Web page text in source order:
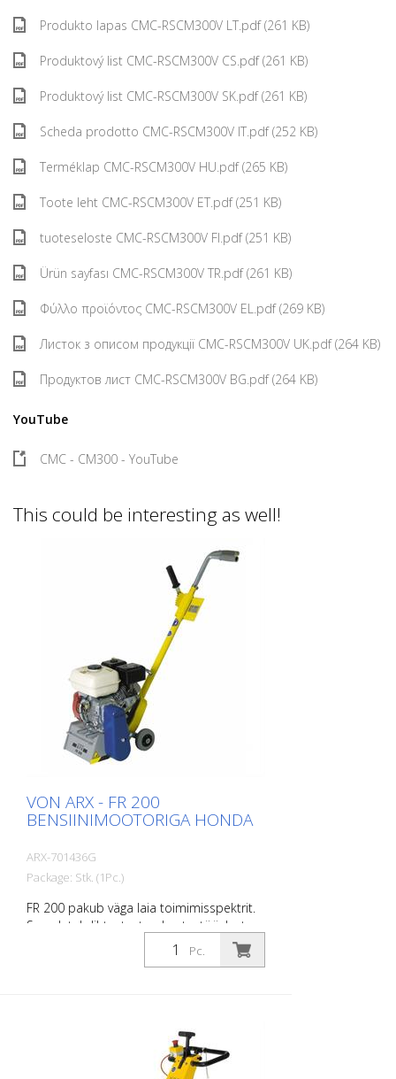
Produkto lapas CMC-RSCM300V LT.pdf (261 KB)
Produktový list CMC-RSCM300V CS.pdf (261 KB)
Produktový list CMC-RSCM300V SK.pdf (261 KB)
Scheda prodotto CMC-RSCM300V IT.pdf (252 KB)
Terméklap CMC-RSCM300V HU.pdf (265 KB)
Toote leht CMC-RSCM300V ET.pdf (251 KB)
tuoteseloste CMC-RSCM300V FI.pdf (251 KB)
Ürün sayfası CMC-RSCM300V TR.pdf (261 KB)
Φύλλο προϊόντος CMC-RSCM300V EL.pdf (269 KB)
Листок з описом продукції CMC-RSCM300V UK.pdf (264 KB)
Продуктов лист CMC-RSCM300V BG.pdf (264 KB)
YouTube
CMC - CM300 - YouTube
This could be interesting as well!
VON ARX - FR 200
BENSIINIMOOTORIGA HONDA
ARX-701436G
Package: Stk. (1Pc.)
FR 200 pakub väga laia toimimisspektrit.
See ulatub lihtsatest puhastustöödest
kuni keeruliste demarkatsioonitöödeni
teede märgistamise sektoris. Tänu oma
kui ka välistingimustes. Trummel võib olla
varustatud eri tüüpi lamellidega. Trumlit
saab vahetada umbes 2 minutiga. See
Pc.